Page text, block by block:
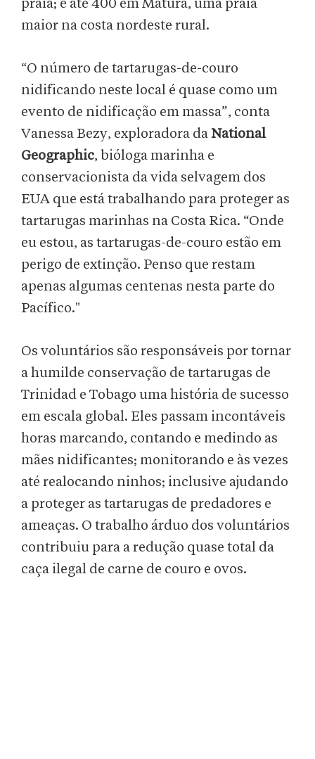
praia; e até 400 em Matura, uma praia
maior na costa nordeste rural.
“O número de tartarugas-de-couro
nidificando neste local é quase como um
evento de nidificação em massa”, conta
Vanessa Bezy, exploradora da National
Geographic, bióloga marinha e
conservacionista da vida selvagem dos
EUA que está trabalhando para proteger as
tartarugas marinhas na Costa Rica. “Onde
eu estou, as tartarugas-de-couro estão em
perigo de extinção. Penso que restam
apenas algumas centenas nesta parte do
Pacífico."
Os voluntários são responsáveis ​​por tornar
a humilde conservação de tartarugas de
Trinidad e Tobago uma história de sucesso
em escala global. Eles passam incontáveis
horas ​​marcando, contando e medindo as
mães nidificantes; monitorando e às vezes
até realocando ninhos; inclusive ajudando
a proteger as tartarugas de predadores e
ameaças. O trabalho árduo dos voluntários
contribuiu para a redução quase total da
caça ilegal de carne de couro e ovos.